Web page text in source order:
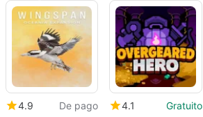
necromántica con
humor macabro
vikingos verticales,
ascenso táctico a la
montaña
4.9
De pago
4.1
Gratuito